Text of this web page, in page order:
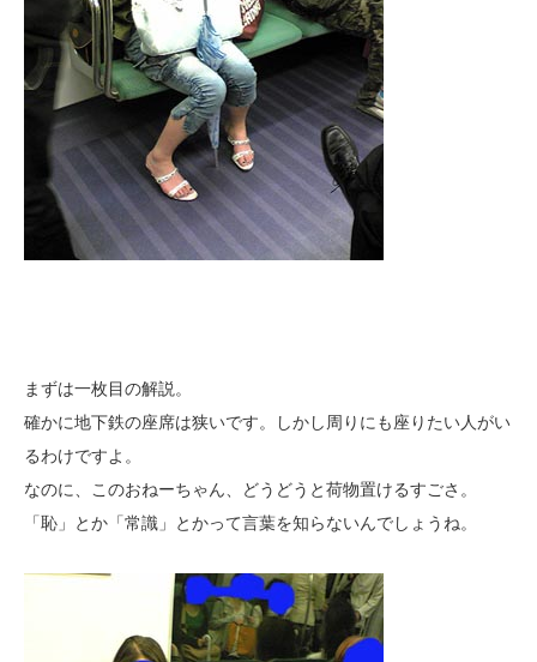
まずは一枚目の解説。
確かに地下鉄の座席は狭いです。しかし周りにも座りたい人がい
るわけですよ。
なのに、このおねーちゃん、どうどうと荷物置けるすごさ。
「恥」とか「常識」とかって言葉を知らないんでしょうね。